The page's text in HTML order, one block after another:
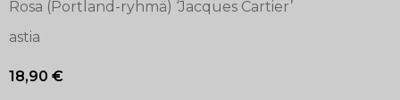
Rosa (Portland-ryhmä) ‘Jacques Cartier’
astia
18,90 €